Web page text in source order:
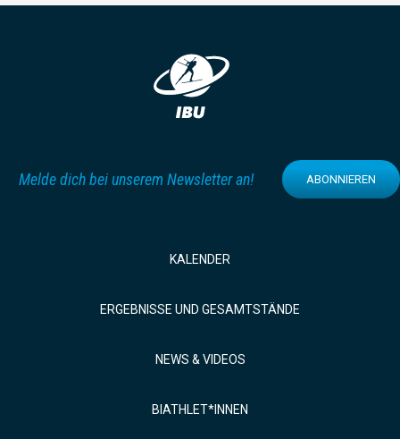
Melde dich bei unserem Newsletter an! ABONNIEREN
KALENDER
ERGEBNISSE UND GESAMTSTÄNDE
NEWS & VIDEOS
BIATHLET*INNEN